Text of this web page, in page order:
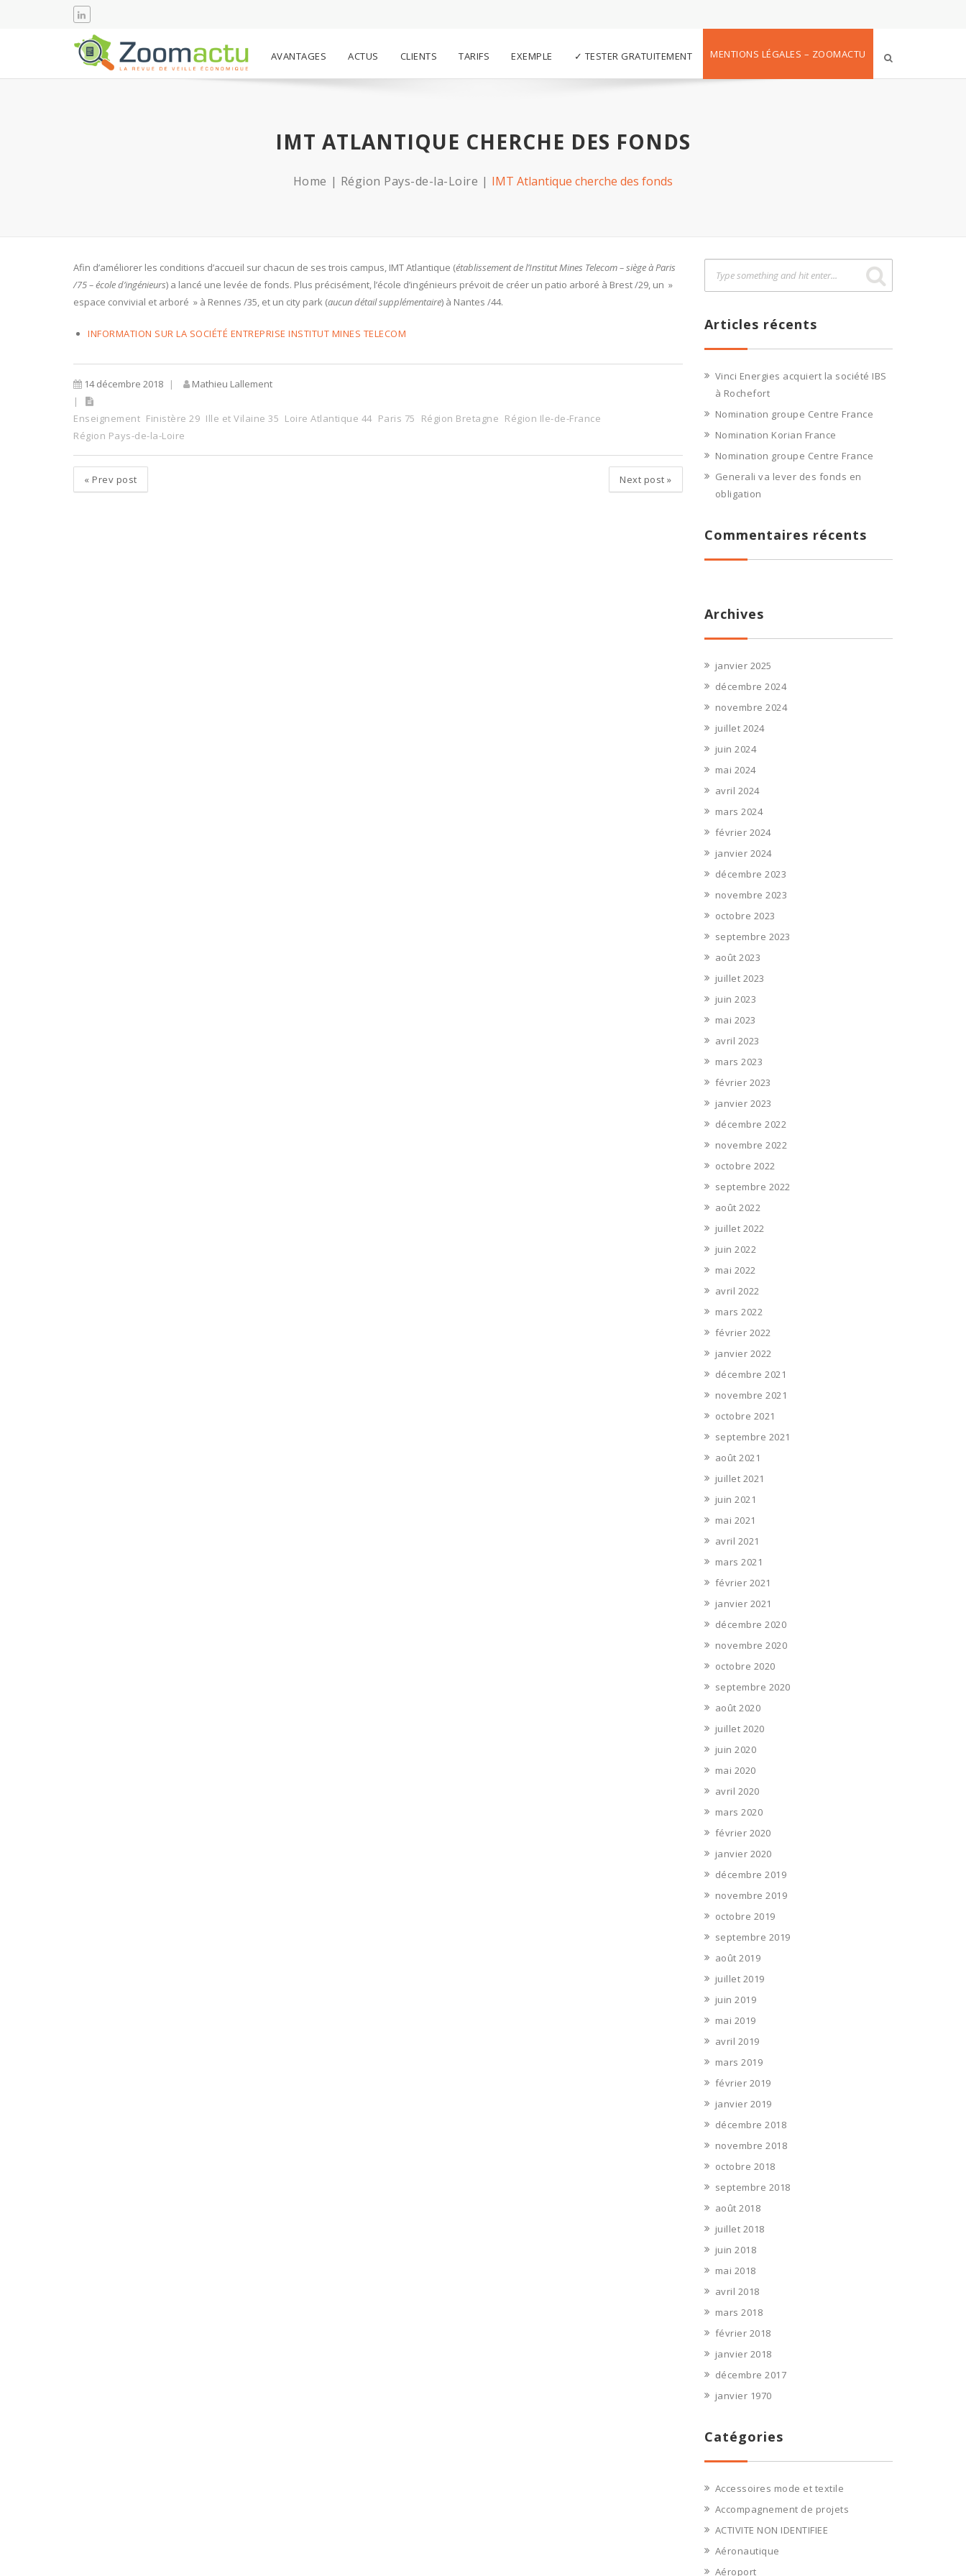
AVANTAGES ACTUS CLIENTS TARIFS EXEMPLE ✓ TESTER GRATUITEMENT MENTIONS LÉGALES – ZOOMACTU
IMT ATLANTIQUE CHERCHE DES FONDS
Home Région Pays-de-la-Loire IMT Atlantique cherche des fonds
Afin d’améliorer les conditions d’accueil sur chacun de ses trois campus, IMT Atlantique (établissement de l’Institut Mines Telecom –siège à Paris
/75 – école d’ingénieurs) a lancé une levée de fonds. Plus précisément, l’école d’ingénieurs prévoit de créer un patio arboré à Brest /29, un »
espace convivial et arboré » à Rennes /35, et un city park (aucun détail supplémentaire) à Nantes /44.
INFORMATION SUR LA SOCIÉTÉ ENTREPRISE INSTITUT MINES TELECOM
14 décembre 2018 Mathieu Lallement
Enseignement Finistère 29 Ille et Vilaine 35 Loire Atlantique 44 Paris 75 Région Bretagne Région Ile-de-France
Région Pays-de-la-Loire
« Prev post Next post »
Articles récents
Vinci Energies acquiert la société IBS
à Rochefort
Nomination groupe Centre France
Nomination Korian France
Nomination groupe Centre France
Generali va lever des fonds en
obligation
Commentaires récents
Archives
janvier 2025
décembre 2024
novembre 2024
juillet 2024
juin 2024
mai 2024
avril 2024
mars 2024
février 2024
janvier 2024
décembre 2023
novembre 2023
octobre 2023
septembre 2023
août 2023
juillet 2023
juin 2023
mai 2023
avril 2023
mars 2023
février 2023
janvier 2023
décembre 2022
novembre 2022
octobre 2022
septembre 2022
août 2022
juillet 2022
juin 2022
mai 2022
avril 2022
mars 2022
février 2022
janvier 2022
décembre 2021
novembre 2021
octobre 2021
septembre 2021
août 2021
juillet 2021
juin 2021
mai 2021
avril 2021
mars 2021
février 2021
janvier 2021
décembre 2020
novembre 2020
octobre 2020
septembre 2020
août 2020
juillet 2020
juin 2020
mai 2020
avril 2020
mars 2020
février 2020
janvier 2020
décembre 2019
novembre 2019
octobre 2019
septembre 2019
août 2019
juillet 2019
juin 2019
mai 2019
avril 2019
mars 2019
février 2019
janvier 2019
décembre 2018
novembre 2018
octobre 2018
septembre 2018
août 2018
juillet 2018
juin 2018
mai 2018
avril 2018
mars 2018
février 2018
janvier 2018
décembre 2017
janvier 1970
Catégories
Accessoires mode et textile
Accompagnement de projets
ACTIVITE NON IDENTIFIEE
Aéronautique
Aéroport